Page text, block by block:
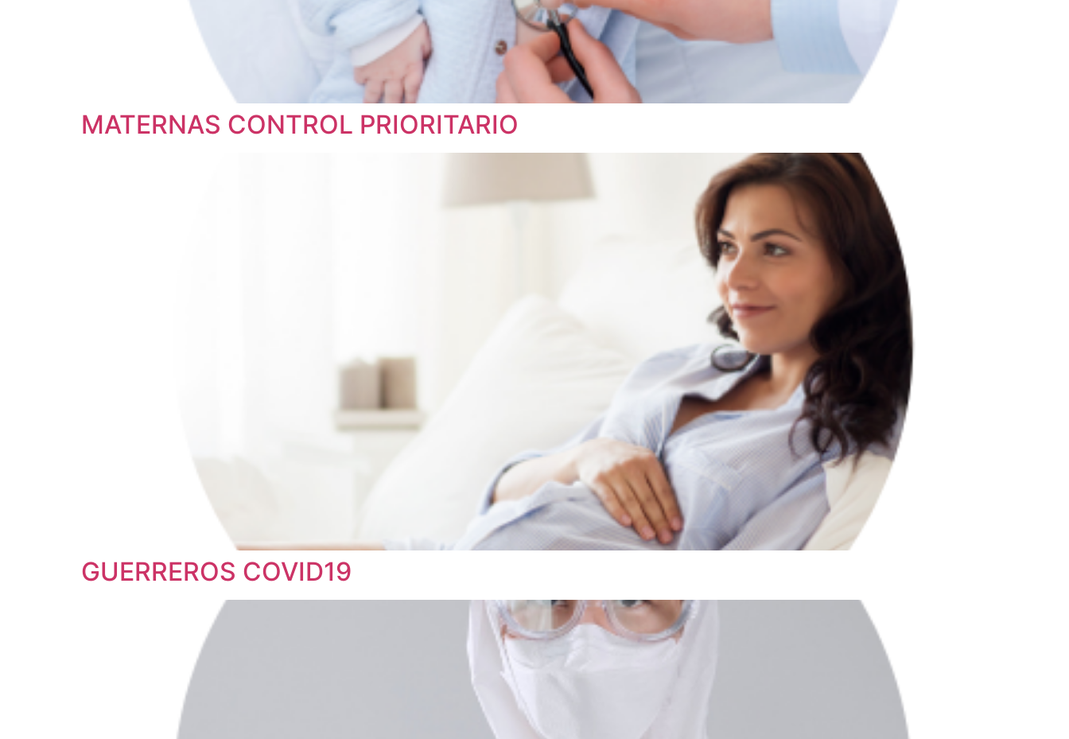
MATERNAS CONTROL PRIORITARIO
GUERREROS COVID19